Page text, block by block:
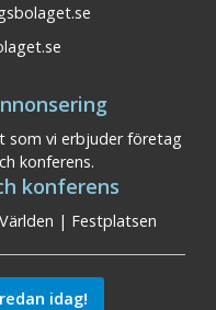
som vi erbjuder företag
konferens.
konferens
| Festplatsen
idag!